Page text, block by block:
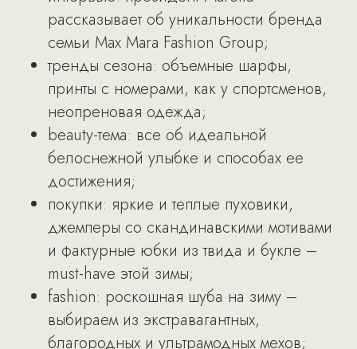
рассказывает об уникальности бренда
семьи Max Mara Fashion Group;
тренды сезона: объемные шарфы,
принты с номерами, как у спортсменов,
неопреновая одежда;
beauty-тема: все об идеальной
белоснежной улыбке и способах ее
достижения;
покупки: яркие и теплые пуховики,
джемперы со скандинавскими мотивами
и фактурные юбки из твида и букле –
must-have этой зимы;
fashion: роскошная шуба на зиму –
выбираем из экстравагантных,
благородных и ультрамодных мехов;